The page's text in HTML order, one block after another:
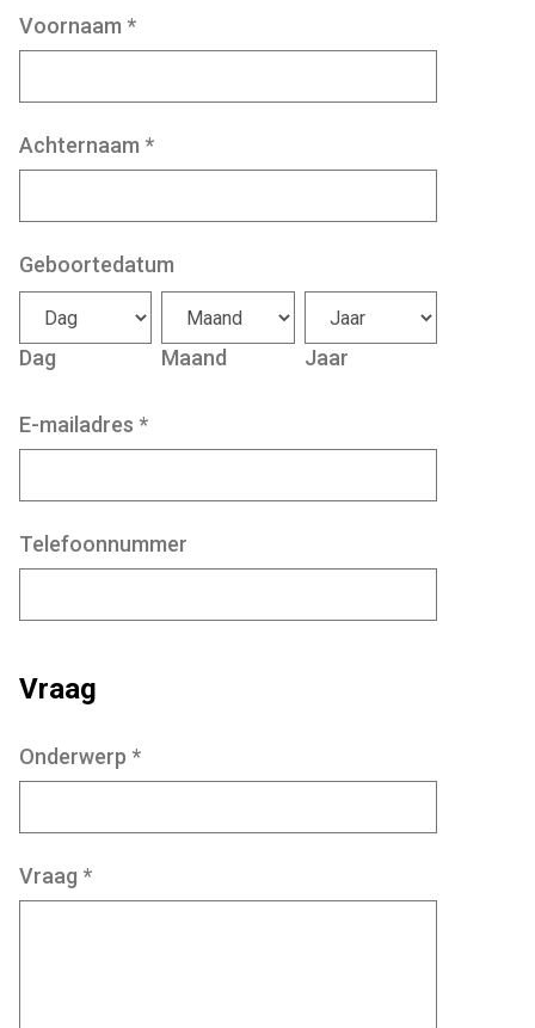
Voornaam *
Achternaam *
Geboortedatum
Dag Maand Jaar
E-mailadres *
Telefoonnummer
Vraag
Onderwerp *
Vraag *